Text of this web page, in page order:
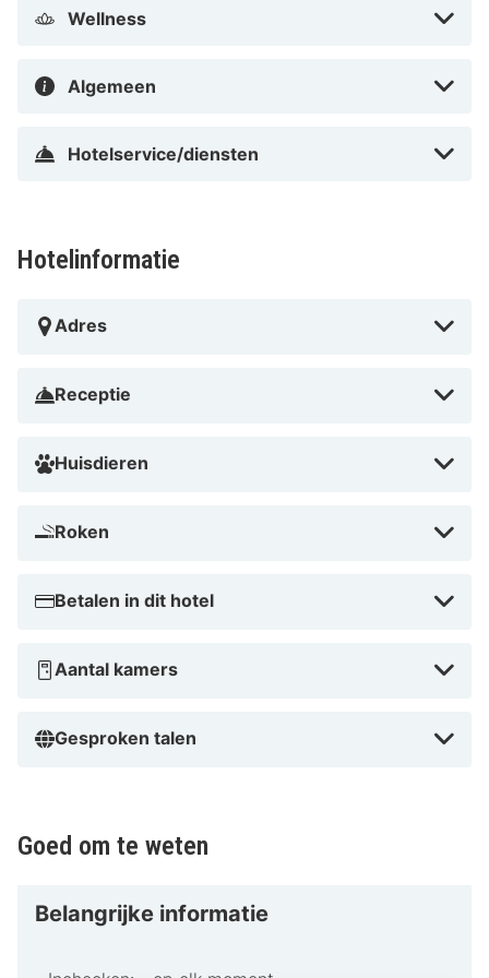
Wellness
Algemeen
Hotelservice/diensten
Hotelinformatie
Adres
Receptie
Huisdieren
Roken
Betalen in dit hotel
Aantal kamers
Gesproken talen
Goed om te weten
Belangrijke informatie